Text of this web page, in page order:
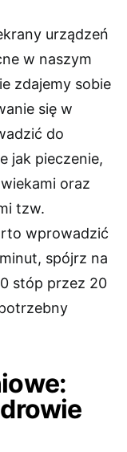
urządzeń
w naszym
zdajemy sobie
się w
do
jak pieczenie,
oraz
tzw.
wprowadzić
spójrz na
stóp przez 20